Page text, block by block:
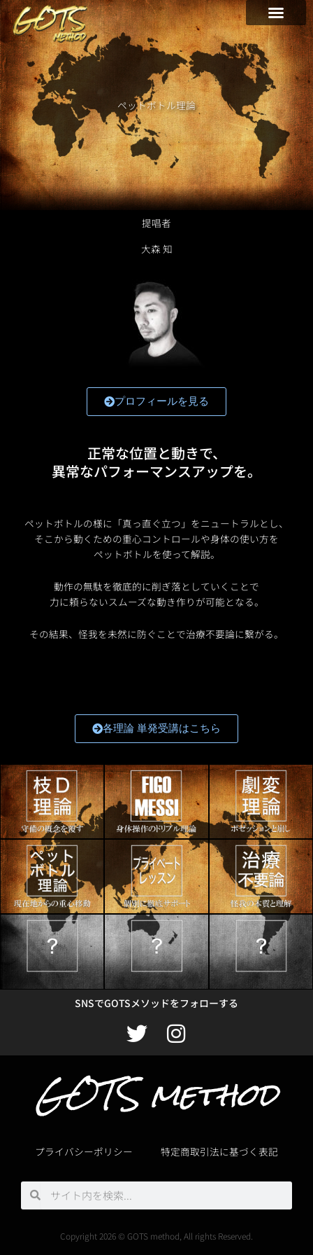
内
容
を
ス
キ
ッ
プ
ペットボトル理論
提唱者
大森 知
プロフィールを見る
正常な位置と動きで、
異常なパフォーマンスアップを。
ペットボトルの様に「真っ直ぐ立つ」をニュートラルとし、
そこから動くための重心コントロールや身体の使い方を
ペットボトルを使って解説。
動作の無駄を徹底的に削ぎ落としていくことで
力に頼らないスムーズな動き作りが可能となる。
その結果、怪我を未然に防ぐことで治療不要論に繋がる。
各理論 単発受講はこちら
SNSでGOTSメソッドをフォローする
T
w
i
t
t
I
n
t
a
r
a
GOTS method
プライバシーポリシー 特定商取引法に基づく表記
索
Copyright 2026 © GOTS method, All rights Reserved.